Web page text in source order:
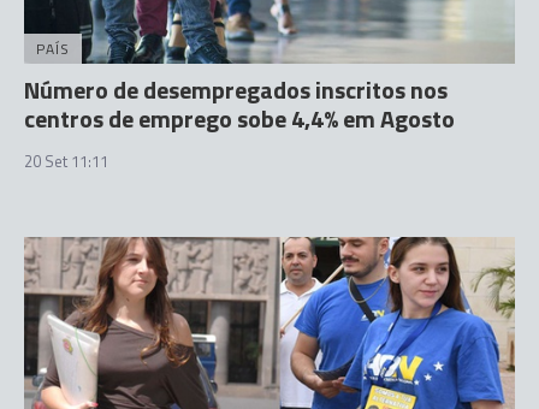
PAÍS
Número de desempregados inscritos nos
centros de emprego sobe 4,4% em Agosto
20 Set 11:11